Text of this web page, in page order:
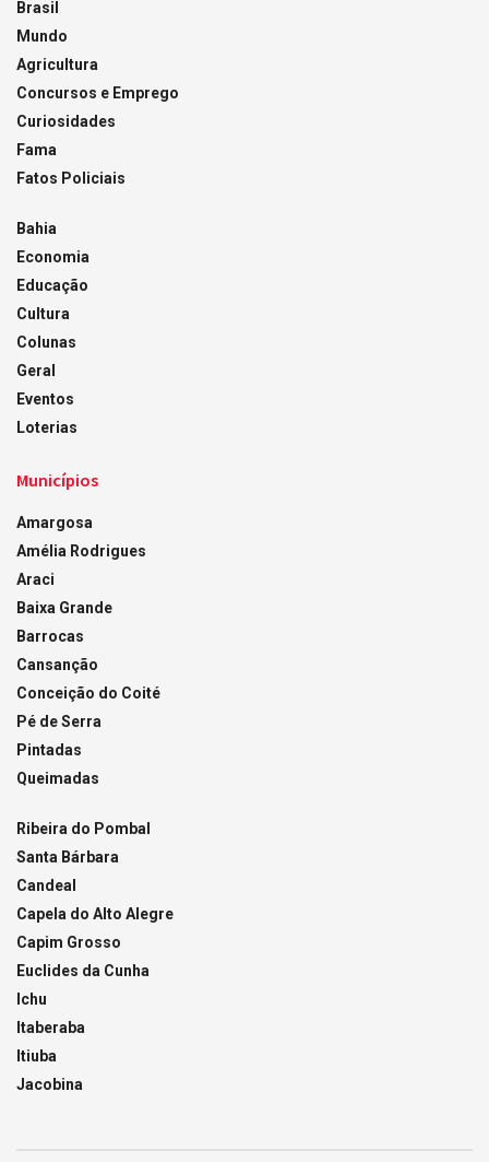
Brasil
Mundo
Agricultura
Concursos e Emprego
Curiosidades
Fama
Fatos Policiais
Bahia
Economia
Educação
Cultura
Colunas
Geral
Eventos
Loterias
Municípios
Amargosa
Amélia Rodrigues
Araci
Baixa Grande
Barrocas
Cansanção
Conceição do Coité
Pé de Serra
Pintadas
Queimadas
Ribeira do Pombal
Santa Bárbara
Candeal
Capela do Alto Alegre
Capim Grosso
Euclides da Cunha
Ichu
Itaberaba
Itiuba
Jacobina